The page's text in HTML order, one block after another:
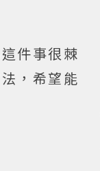
件事很棘
，希望能